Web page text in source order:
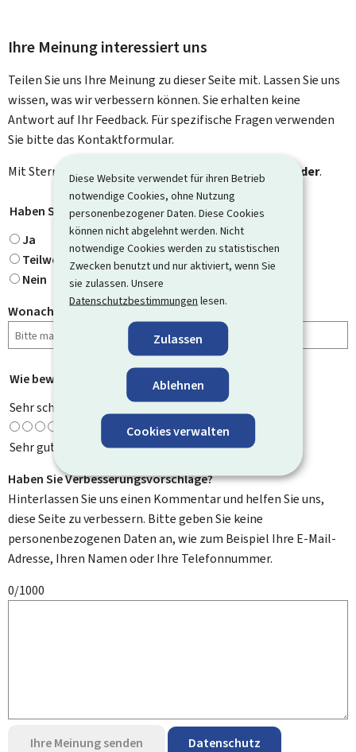
Diese Website verwendet für ihren Betrieb
notwendige Cookies, ohne Nutzung
personenbezogener Daten. Diese Cookies
können nicht abgelehnt werden. Nicht
notwendige Cookies werden zu statistischen
Zwecken benutzt und nur aktiviert, wenn Sie
sie zulassen. Unsere
Datenschutzbestimmungen lesen.
Zulassen
Ablehnen
Cookies verwalten
Ihre Meinung interessiert uns
Teilen Sie uns Ihre Meinung zu dieser Seite mit. Lassen Sie uns
wissen, was wir verbessern können. Sie erhalten keine
Antwort auf Ihr Feedback. Für spezifische Fragen verwenden
Sie bitte das Kontaktformular.
Mit Stern gekennzeichnete Felder ( * ) sind Pflichtfelder.
Haben Sie gefunden, wonach Sie gesucht haben?
Ja
Teilweise
Nein
Wonach haben Sie gesucht?
Wie bewerten Sie diese Seite? *
Sehr schlecht
Sehr gut
Haben Sie Verbesserungsvorschläge?
Hinterlassen Sie uns einen Kommentar und helfen Sie uns,
diese Seite zu verbessern. Bitte geben Sie keine
personenbezogenen Daten an, wie zum Beispiel Ihre E-Mail-
Adresse, Ihren Namen oder Ihre Telefonnummer.
0/1000
Ihre Meinung senden Datenschutz